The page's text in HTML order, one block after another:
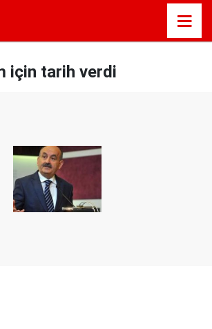
için tarih verdi